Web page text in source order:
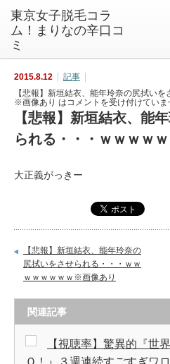
東京女子脱毛コラ
ム！まりなの辛口コ
ミ
2015.8.12
記事
【悲報】新垣結衣、能年玲奈の尻拭い
※画像あり はコメントを受け付けていま
【悲報】新垣結衣、能
られる・・・ｗｗｗｗ
大正義がっきー
【悲報】新垣結衣、能年玲奈の
尻拭いをさせられる・・・ｗｗ
ｗｗｗｗｗｗ※画像あり
関連記事
【視聴率】驚異的『世
Ｑ！』３週連続すごすぎワ